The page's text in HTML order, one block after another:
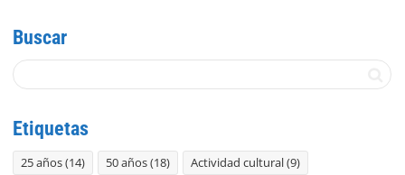
Buscar
Etiquetas
25 años(14) 50 años(18) Actividad cultural(9)